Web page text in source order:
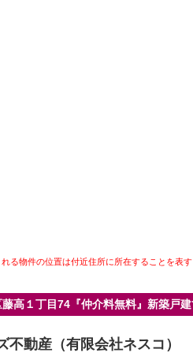
る物件の位置は付近住所に所在することを表
高１丁目74『仲介料無料』新築戸
不動産（有限会社ネスコ）